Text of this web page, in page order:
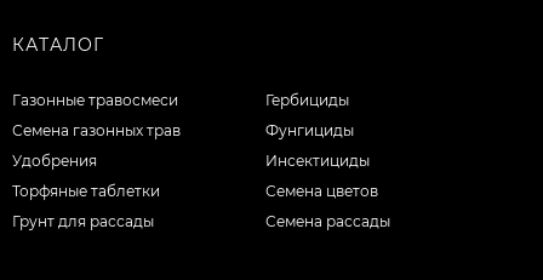
КАТАЛОГ
Газонные травосмеси
Семена газонных трав
Удобрения
Торфяные таблетки
Грунт для рассады
Гербициды
Фунгициды
Инсектициды
Семена цветов
Семена рассады